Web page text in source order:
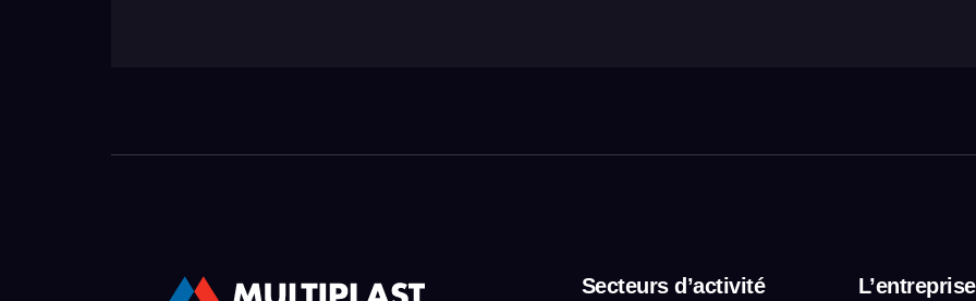
Secteurs d’activité L’entreprise